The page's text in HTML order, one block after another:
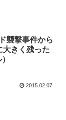
襲撃事件から
大きく残った
2015.02.07